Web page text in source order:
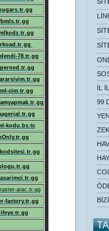
78.tr.gg
cim.tr.gg
kodu.bs.tc
arac.tr.gg
factory.tr.gg
İL
99